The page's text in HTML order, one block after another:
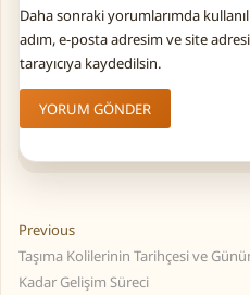
Daha sonraki yorumlarımda
adım, e-posta adresim ve site
tarayıcıya kaydedilsin.
Yazı
gezinmesi
PreviousPrevious
post:
Taşıma Kolilerinin Tarihçesi ve
Kadar Gelişim Süreci